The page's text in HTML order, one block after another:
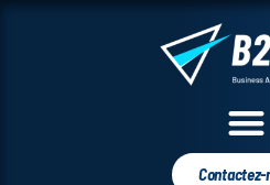
Contactez-